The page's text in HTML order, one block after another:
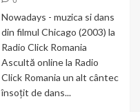
Nowadays - muzica si dans
din filmul Chicago (2003) la
Radio Click Romania
Ascultă online la Radio
Click Romania un alt cântec
însoțit de dans...